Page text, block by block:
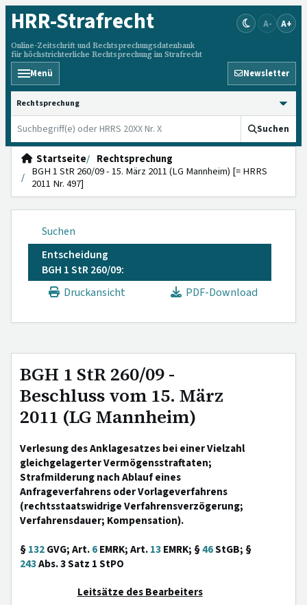
HRR-Strafrecht
Online-Zeitschrift und Rechtsprechungsdatenbank
für höchstrichterliche Rechtsprechung im Strafrecht
A- A+
Menü Newsletter
HRRS durchsuchen
Suchen
Startseite
Rechtsprechung
BGH 1 StR 260/09 - 15. März 2011 (LG Mannheim) [= HRRS
2011 Nr. 497]
Suchen
Entscheidung
BGH 1 StR 260/09:
Druckansicht
PDF-Download
BGH 1 StR 260/09 -
Beschluss vom 15. März
2011 (LG Mannheim)
Verlesung des Anklagesatzes bei einer Vielzahl
gleichgelagerter Vermögensstraftaten;
Strafmilderung nach Ablauf eines
Anfrageverfahrens oder Vorlageverfahrens
(rechtsstaatswidrige Verfahrensverzögerung;
Verfahrensdauer; Kompensation).
§132GVG; Art.6EMRK; Art.13EMRK; §46StGB; §
243Abs. 3 Satz 1 StPO
Leitsätze des Bearbeiters